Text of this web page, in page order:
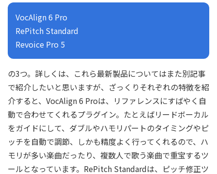
VocAlign 6 Pro
RePitch Standard
Revoice Pro 5
の3つ。詳しくは、これら最新製品についてはまた別記事
で紹介したいと思いますが、ざっくりそれぞれの特徴を紹
介すると、VocAlign 6 Proは、リファレンスにすばやく自
動で合わせてくれるプラグイン。たとえばリードボーカル
をガイドにして、ダブルやハモリパートのタイミングやピ
ッチを自動で調節、しかも精度よく行ってくれるので、ハ
モリが多い楽曲だったり、複数人で歌う楽曲で重宝するツ
ールとなっています。RePitch Standardは、ピッチ修正ツ